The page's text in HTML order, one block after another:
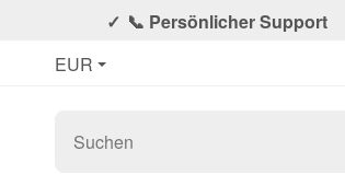
📞 Persönlicher Support
EUR